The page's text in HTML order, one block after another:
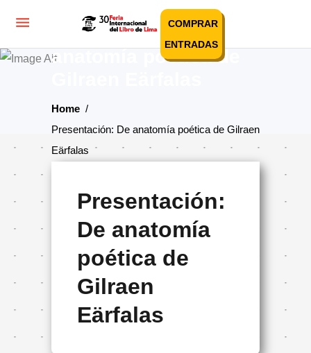
COMPRAR
ENTRADAS
Presentación: De
anatomía poética de
Home /
Presentación: De anatomía poética de Gilraen
Eärfalas
Presentación:
De anatomía
poética de
Gilraen
Eärfalas